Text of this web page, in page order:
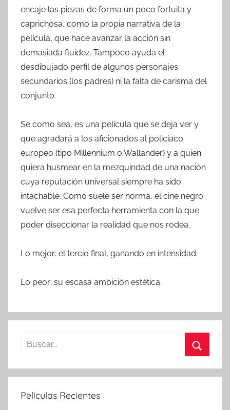
encaje las piezas de forma un poco fortuita y
caprichosa, como la propia narrativa de la
película, que hace avanzar la acción sin
demasiada fluidez. Tampoco ayuda el
desdibujado perfil de algunos personajes
secundarios (los padres) ni la falta de carisma del
conjunto.
Se como sea, es una película que se deja ver y
que agradará a los aficionados al policiaco
europeo (tipo Millennium o Wallander) y a quien
quiera husmear en la mezquindad de una nación
cuya reputación universal siempre ha sido
intachable. Como suele ser norma, el cine negro
vuelve ser esa perfecta herramienta con la que
poder diseccionar la realidad que nos rodea.
Lo mejor: el tercio final, ganando en intensidad.
Lo peor: su escasa ambición estética.
s
a
u
Películas Recientes